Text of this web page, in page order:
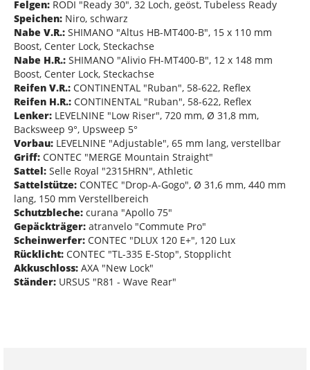
Felgen: RODI "Ready 30", 32 Loch, geöst, Tubeless Ready
Speichen: Niro, schwarz
Nabe V.R.: SHIMANO "Altus HB-MT400-B", 15 x 110 mm
Boost, Center Lock, Steckachse
Nabe H.R.: SHIMANO "Alivio FH-MT400-B", 12 x 148 mm
Boost, Center Lock, Steckachse
Reifen V.R.: CONTINENTAL "Ruban", 58-622, Reflex
Reifen H.R.: CONTINENTAL "Ruban", 58-622, Reflex
Lenker: LEVELNINE "Low Riser", 720 mm, Ø 31,8 mm,
Backsweep 9°, Upsweep 5°
Vorbau: LEVELNINE "Adjustable", 65 mm lang, verstellbar
Griff: CONTEC "MERGE Mountain Straight"
Sattel: Selle Royal "2315HRN", Athletic
Sattelstütze: CONTEC "Drop-A-Gogo", Ø 31,6 mm, 440 mm
lang, 150 mm Verstellbereich
Schutzbleche: curana "Apollo 75"
Gepäckträger: atranvelo "Commute Pro"
Scheinwerfer: CONTEC "DLUX 120 E+", 120 Lux
Rücklicht: CONTEC "TL-335 E-Stop", Stopplicht
Akkuschloss: AXA "New Lock"
Ständer: URSUS "R81 - Wave Rear"